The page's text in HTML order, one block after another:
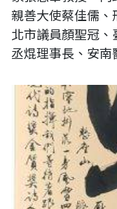
親善大使蔡佳儒
北市議員顏聖冠
丞焜理事長、安南